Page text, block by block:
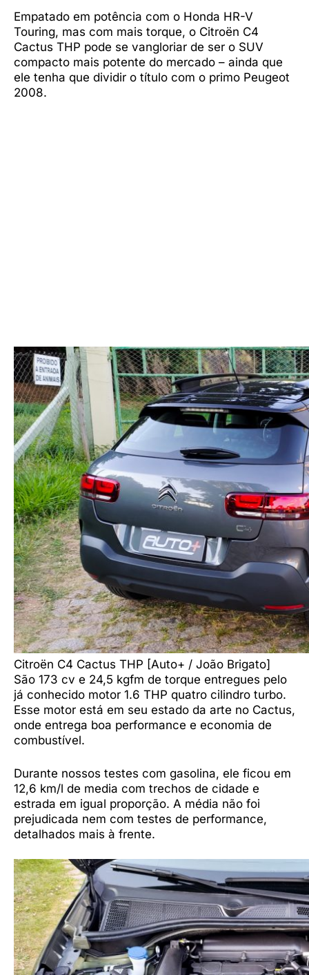
Empatado em potência com o Honda HR-V
Touring, mas com mais torque, o Citroën C4
Cactus THP pode se vangloriar de ser o SUV
compacto mais potente do mercado – ainda que
ele tenha que dividir o título com o primo Peugeot
2008.
Citroën C4 Cactus THP [Auto+ / João Brigato]
São 173 cv e 24,5 kgfm de torque entregues pelo
já conhecido motor 1.6 THP quatro cilindro turbo.
Esse motor está em seu estado da arte no Cactus,
onde entrega boa performance e economia de
combustível.
Durante nossos testes com gasolina, ele ficou em
12,6 km/l de media com trechos de cidade e
estrada em igual proporção. A média não foi
prejudicada nem com testes de performance,
detalhados mais à frente.